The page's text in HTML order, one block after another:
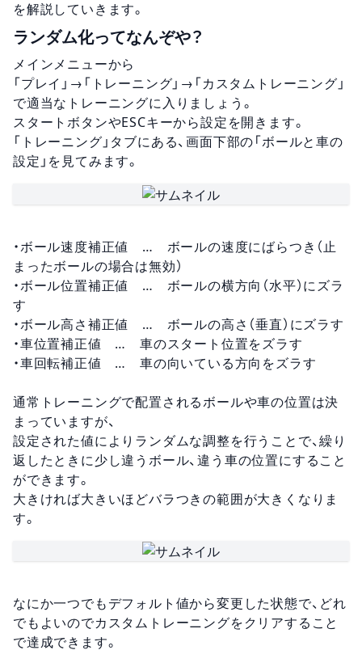
を解説していきます。
ランダム化ってなんぞや？
メインメニューから
「プレイ」→「トレーニング」→「カスタムトレーニング」
で適当なトレーニングに入りましょう。
スタートボタンやESCキーから設定を開きます。
「トレーニング」タブにある、画面下部の「ボールと車の
設定」を見てみます。
・ボール速度補正値 … ボールの速度にばらつき（止
まったボールの場合は無効）
・ボール位置補正値 … ボールの横方向（水平）にズラ
す
・ボール高さ補正値 … ボールの高さ（垂直）にズラす
・車位置補正値 … 車のスタート位置をズラす
・車回転補正値 … 車の向いている方向をズラす
通常トレーニングで配置されるボールや車の位置は決
まっていますが、
設定された値によりランダムな調整を行うことで、繰り
返したときに少し違うボール、違う車の位置にすること
ができます。
大きければ大きいほどバラつきの範囲が大きくなりま
す。
なにか一つでもデフォルト値から変更した状態で、どれ
でもよいのでカスタムトレーニングをクリアすること
で達成できます。